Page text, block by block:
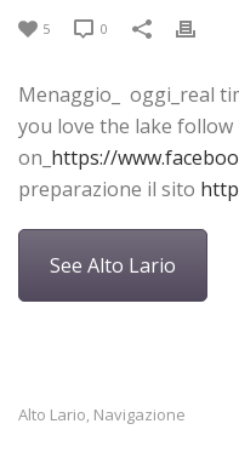
5 0
Menaggio_ oggi_real
you love the lake follow
on_ https://
preparazione il sito
See Alto Lario
Alto Lario, Navigazione